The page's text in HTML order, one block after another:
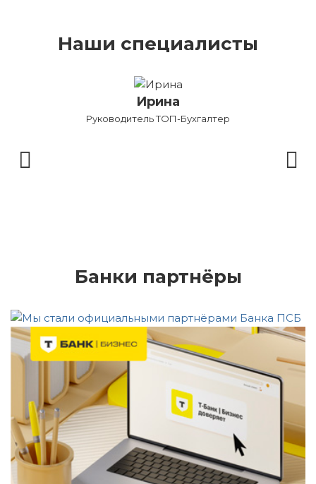
Наши специалисты
Ирина
Руководитель ТОП-Бухгалтер
Банки партнёры